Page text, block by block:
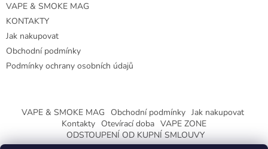
VAPE & SMOKE MAG
KONTAKTY
Jak nakupovat
Obchodní podmínky
Podmínky ochrany osobních údajů
VAPE & SMOKE MAG Obchodní podmínky Jak nakupovat
Kontakty Otevírací doba VAPE ZONE
ODSTOUPENÍ OD KUPNÍ SMLOUVY